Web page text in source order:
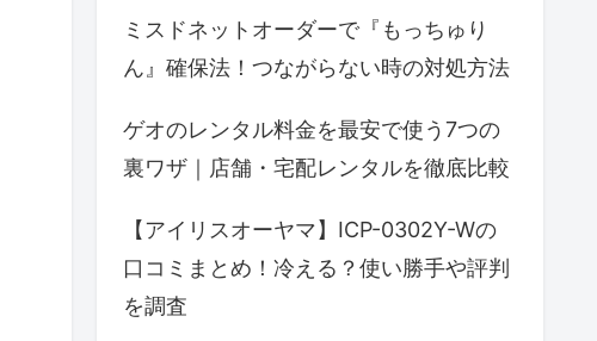
ミスドネットオーダーで『もっちゅり
ん』確保法！つながらない時の対処方法
ゲオのレンタル料金を最安で使う7つの
裏ワザ｜店舗・宅配レンタルを徹底比較
【アイリスオーヤマ】ICP-0302Y-Wの
口コミまとめ！冷える？使い勝手や評判
を調査